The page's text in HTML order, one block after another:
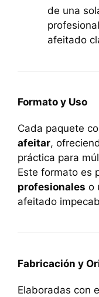
de una
afeitado
Formato y Uso
Cada paquete
afeitar,
práctica para
Este formato es
profesionales o
afeitado
Fabricación y
Elaboradas con